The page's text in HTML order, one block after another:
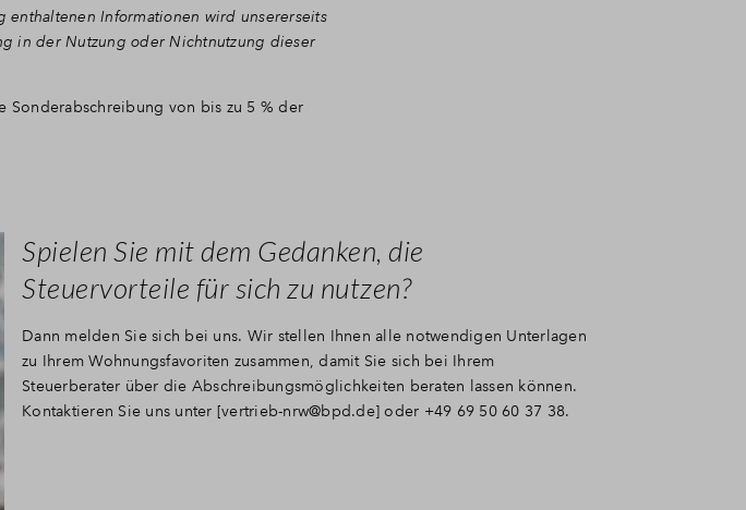
Informationen wird unsererseits
in der Nutzung oder Nichtnutzung dieser
Sonderabschreibung von bis zu 5 % der
Spielen Sie mit dem Gedanken, die
Steuervorteile für sich zu nutzen?
Dann melden Sie sich bei uns. Wir stellen Ihnen alle notwendigen Unterlagen
zu Ihrem Wohnungsfavoriten zusammen, damit Sie sich bei Ihrem
Steuerberater über die Abschreibungsmöglichkeiten beraten lassen können.
Kontaktieren Sie uns unter [vertrieb-nrw@bpd.de] oder +49 69 50 60 37 38.